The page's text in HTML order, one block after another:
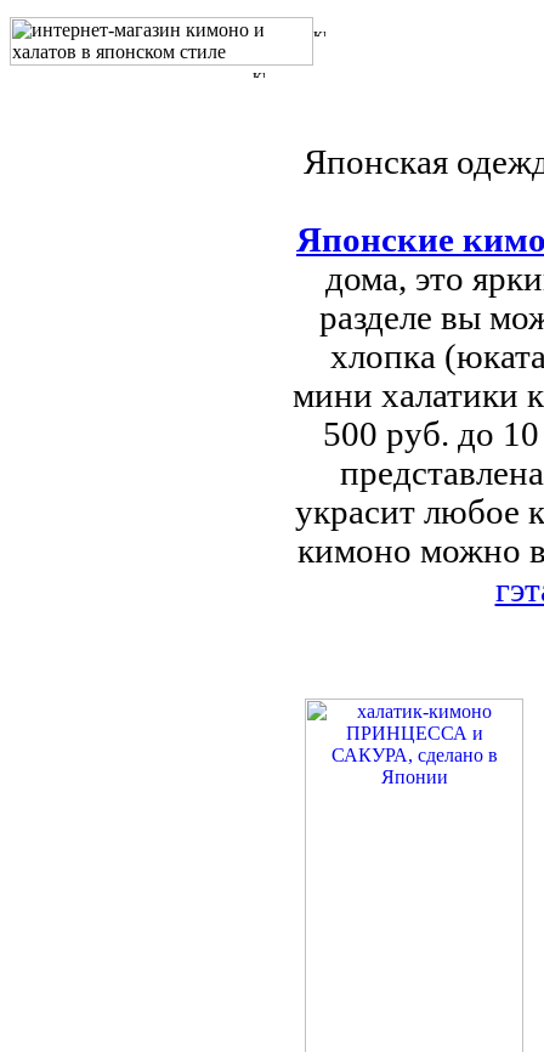
Японская
Японские
дома, это
разделе вы
хлопка
мини халатики
500 руб. до
украсит любое
кимоно можно